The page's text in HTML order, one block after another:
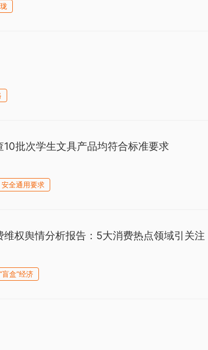
批次学生文具产品均符合标准要求
安全通用要求
权舆情分析报告：5大消费热点领域引关注
“盲盒”经济